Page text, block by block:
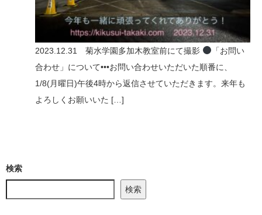
2023.12.31 菊水学園多加木教室前にて撮影
「お問い
合わせ」について•••お問い合わせいただいた順番に、
1/8(月曜日)午後4時から返信させていただきます。来年も
よろしくお願いいた […]
検索
検索